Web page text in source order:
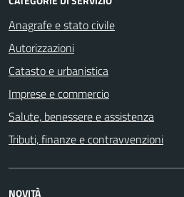
Anagrafe e stato civile
Autorizzazioni
Catasto e urbanistica
Imprese e commercio
Salute, benessere e assistenza
Tributi, finanze e contravvenzioni
NOVITÀ